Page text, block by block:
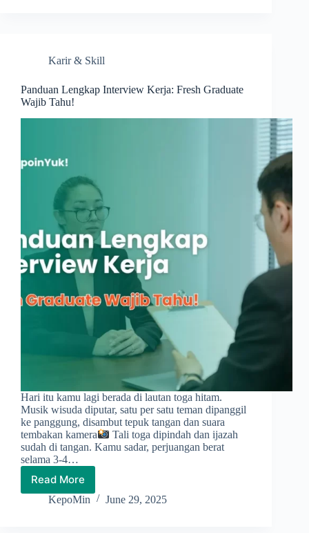
Bisa
Lakukan?
Karir & Skill
Panduan Lengkap Interview Kerja: Fresh Graduate
Wajib Tahu!
Hari itu kamu lagi berada di lautan toga hitam.
Musik wisuda diputar, satu per satu teman dipanggil
ke panggung, disambut tepuk tangan dan suara
tembakan kamera
Tali toga dipindah dan ijazah
sudah di tangan. Kamu sadar, perjuangan berat
selama 3-4…
Read More
Panduan
Lengkap
KepoMin June 29, 2025